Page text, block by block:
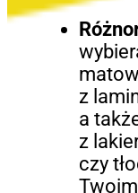
z
a
z
czy